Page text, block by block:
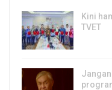
Kini
TVET